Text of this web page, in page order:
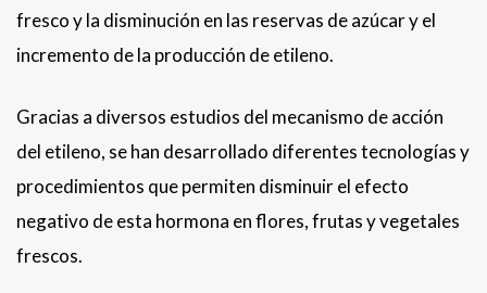
fresco y la disminución en las reservas de azúcar y el
incremento de la producción de etileno.
Gracias a diversos estudios del mecanismo de acción
del etileno, se han desarrollado diferentes tecnologías y
procedimientos que permiten disminuir el efecto
negativo de esta hormona en flores, frutas y vegetales
frescos.